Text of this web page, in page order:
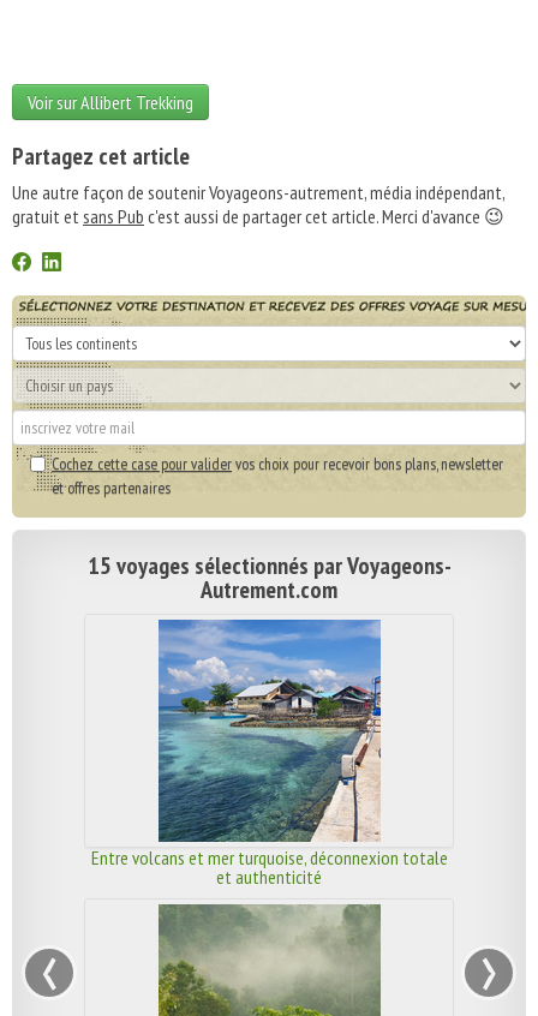
Voir sur Allibert Trekking
Partagez cet article
Une autre façon de soutenir Voyageons-autrement, média indépendant,
gratuit etsans Pub c'est aussi de partager cet article. Merci d'avance 😉
Cochez cette case pour validervos choix pour recevoir bons plans, newsletter
et offres partenaires
15 voyages sélectionnés par Voyageons-
Autrement.com
Entre volcans et mer turquoise, déconnexion totale
et authenticité
‹ ›